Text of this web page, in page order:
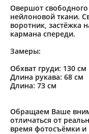
Овершот
нейлоновой ткани.
воротник, застёжка
кармана спереди.
Замеры:
Обхват груди: 130 см
Длина рукава: 68 см
Длина: 73 см
Обращаем Ваше
отличаться от
время фотосъёмки и